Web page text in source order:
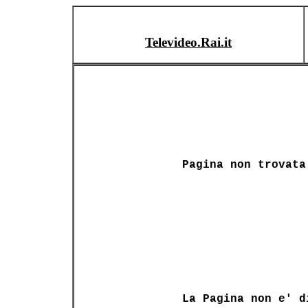
Televideo.Rai.it
Pagina non trovata
La Pagina non e'